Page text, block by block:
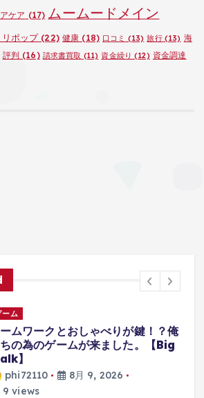
ケア (17) ムームードメイン
リポップ(22) 健康 (18) 口コミ (13) 旅行(13) 海
評判 (16) 請求書買取 (11) 資金繰り (12) 資金調達
りが鍵！？俺
した。【Big
【レト
エゥー